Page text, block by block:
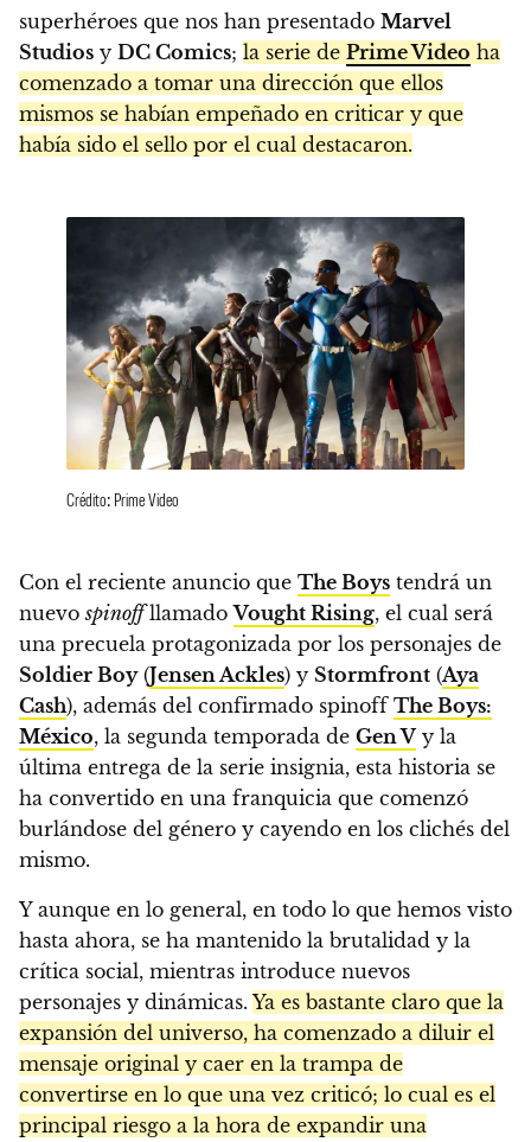
superhéroes que nos han presentado Marvel
Studios y DC Comics; la serie de Prime Video ha
comenzado a tomar una dirección que ellos
mismos se habían empeñado en criticar y que
había sido el sello por el cual destacaron.
Crédito: Prime Video
Con el reciente anuncio que The Boys tendrá un
nuevospinoffllamadoVought Rising, el cual será
una precuela protagonizada por los personajes de
Soldier Boy(Jensen Ackles) y Stormfront (Aya
Cash), además del confirmado spinoff The Boys:
México, la segunda temporada de Gen Vy la
última entrega de la serie insignia, esta historia se
ha convertido en una franquicia que comenzó
burlándose del género y cayendo en los clichés del
mismo.
Y aunque en lo general, en todo lo que hemos visto
hasta ahora, se ha mantenido la brutalidad y la
crítica social, mientras introduce nuevos
personajes y dinámicas. Ya es bastante claro que la
expansión del universo, ha comenzado a diluir el
mensaje original y caer en la trampa de
convertirse en lo que una vez criticó; lo cual es el
principal riesgo a la hora de expandir una